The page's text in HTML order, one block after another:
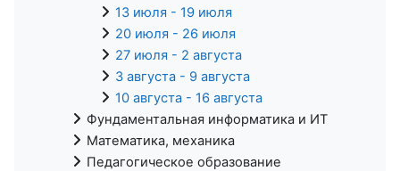
13 июля - 19 июля
20 июля - 26 июля
27 июля - 2 августа
3 августа - 9 августа
10 августа - 16 августа
Фундаментальная информатика и ИТ
Математика, механика
Педагогическое образование